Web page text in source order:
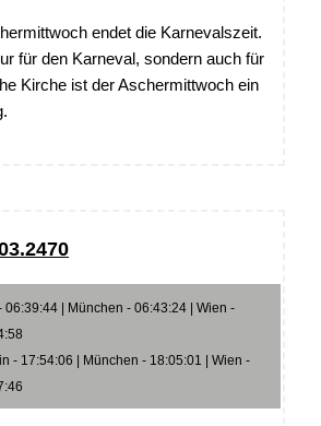
endet die Karnevalszeit.
für den Karneval, sondern auch für
Kirche ist der Aschermittwoch ein
| München - 06:43:24 | Wien -
- 17:54:06 | München - 18:05:01 | Wien -